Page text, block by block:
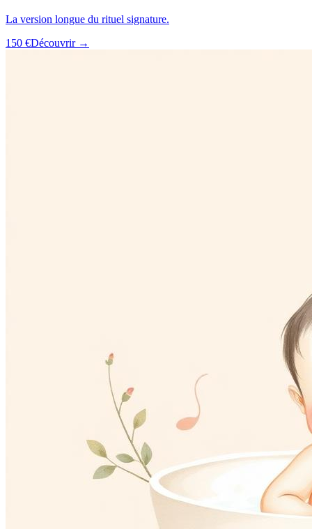
La version longue du rituel signature.
150 €Découvrir →